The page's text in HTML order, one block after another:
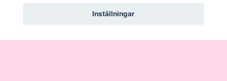
Inställningar